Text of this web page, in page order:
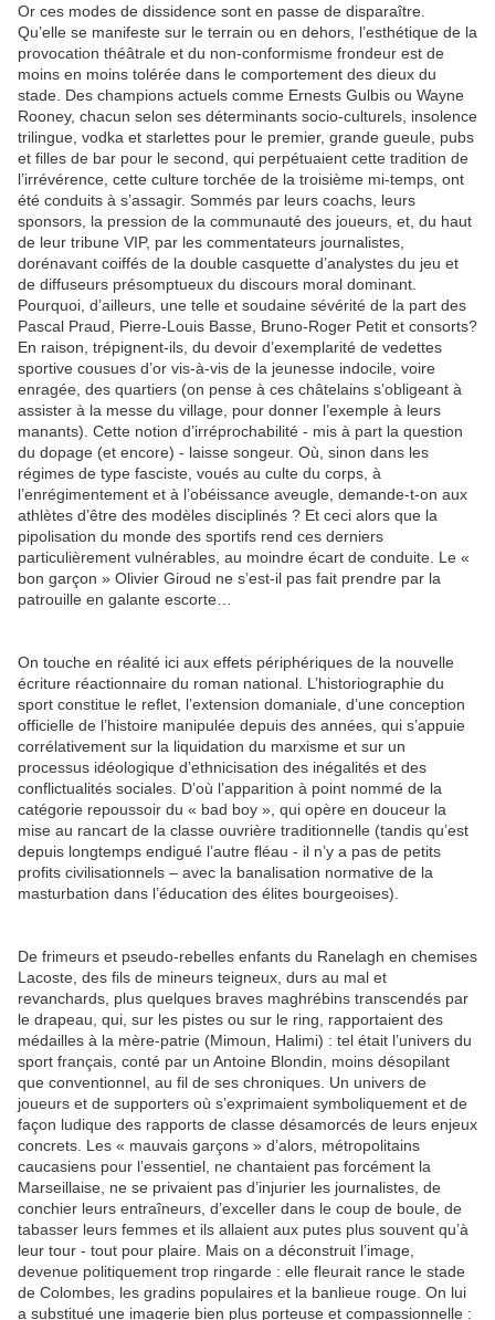
Or ces modes de dissidence sont en passe de disparaître.
Qu’elle se manifeste sur le terrain ou en dehors, l’esthétique de la
provocation théâtrale et du non-conformisme frondeur est de
moins en moins tolérée dans le comportement des dieux du
stade. Des champions actuels comme Ernests Gulbis ou Wayne
Rooney, chacun selon ses déterminants socio-culturels, insolence
trilingue, vodka et starlettes pour le premier, grande gueule, pubs
et filles de bar pour le second, qui perpétuaient cette tradition de
l’irrévérence, cette culture torchée de la troisième mi-temps, ont
été conduits à s’assagir. Sommés par leurs coachs, leurs
sponsors, la pression de la communauté des joueurs, et, du haut
de leur tribune VIP, par les commentateurs journalistes,
dorénavant coiffés de la double casquette d’analystes du jeu et
de diffuseurs présomptueux du discours moral dominant.
Pourquoi, d’ailleurs, une telle et soudaine sévérité de la part des
Pascal Praud, Pierre-Louis Basse, Bruno-Roger Petit et consorts?
En raison, trépignent-ils, du devoir d’exemplarité de vedettes
sportive cousues d’or vis-à-vis de la jeunesse indocile, voire
enragée, des quartiers (on pense à ces châtelains s’obligeant à
assister à la messe du village, pour donner l’exemple à leurs
manants). Cette notion d’irréprochabilité - mis à part la question
du dopage (et encore) - laisse songeur. Où, sinon dans les
régimes de type fasciste, voués au culte du corps, à
l’enrégimentement et à l’obéissance aveugle, demande-t-on aux
athlètes d’être des modèles disciplinés ? Et ceci alors que la
pipolisation du monde des sportifs rend ces derniers
particulièrement vulnérables, au moindre écart de conduite. Le «
bon garçon » Olivier Giroud ne s’est-il pas fait prendre par la
patrouille en galante escorte…
On touche en réalité ici aux effets périphériques de la nouvelle
écriture réactionnaire du roman national. L’historiographie du
sport constitue le reflet, l’extension domaniale, d’une conception
officielle de l’histoire manipulée depuis des années, qui s’appuie
corrélativement sur la liquidation du marxisme et sur un
processus idéologique d’ethnicisation des inégalités et des
conflictualités sociales. D’où l’apparition à point nommé de la
catégorie repoussoir du « bad boy », qui opère en douceur la
mise au rancart de la classe ouvrière traditionnelle (tandis qu’est
depuis longtemps endigué l’autre fléau - il n’y a pas de petits
profits civilisationnels – avec la banalisation normative de la
masturbation dans l’éducation des élites bourgeoises).
De frimeurs et pseudo-rebelles enfants du Ranelagh en chemises
Lacoste, des fils de mineurs teigneux, durs au mal et
revanchards, plus quelques braves maghrébins transcendés par
le drapeau, qui, sur les pistes ou sur le ring, rapportaient des
médailles à la mère-patrie (Mimoun, Halimi) : tel était l’univers du
sport français, conté par un Antoine Blondin, moins désopilant
que conventionnel, au fil de ses chroniques. Un univers de
joueurs et de supporters où s’exprimaient symboliquement et de
façon ludique des rapports de classe désamorcés de leurs enjeux
concrets. Les « mauvais garçons » d’alors, métropolitains
caucasiens pour l’essentiel, ne chantaient pas forcément la
Marseillaise, ne se privaient pas d’injurier les journalistes, de
conchier leurs entraîneurs, d’exceller dans le coup de boule, de
tabasser leurs femmes et ils allaient aux putes plus souvent qu’à
leur tour - tout pour plaire. Mais on a déconstruit l’image,
devenue politiquement trop ringarde : elle fleurait rance le stade
de Colombes, les gradins populaires et la banlieue rouge. On lui
a substitué une imagerie bien plus porteuse et compassionnelle :